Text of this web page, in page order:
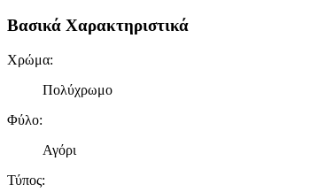
Βασικά Χαρακτηριστικά
Χρώμα:
Πολύχρωμο
Φύλο:
Αγόρι
Τύπος: